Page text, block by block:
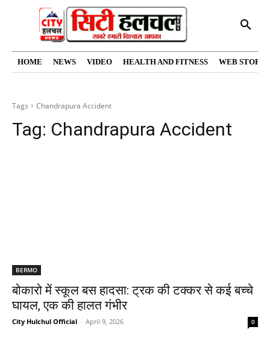
HOME NEWS VIDEO HEALTH AND FITNESS WEB
Tags Chandrapura Accident
Tag: Chandrapura Accident
BERMO
बोकारो में स्कूल बस हादसा: ट्रक की टक्कर से कई बच्चे
घायल, एक की हालत गंभीर
City Hulchul Official - April 9, 2026 0